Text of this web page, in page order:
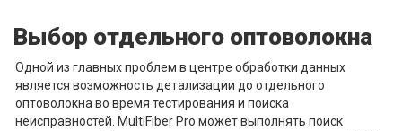
Выбор отдельного оптоволокна
Одной из главных проблем в центре обработки данных
является возможность детализации до отдельного
оптоволокна во время тестирования и поиска
неисправностей. MultiFiber Pro может выполнять поиск